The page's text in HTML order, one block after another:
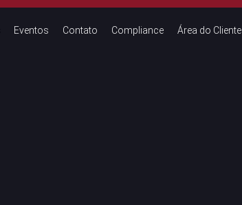
Eventos Contato Compliance Área do Cliente